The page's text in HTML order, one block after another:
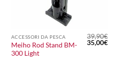
ACCESSORI DA PESCA
Meiho Rod Stand BM-
300 Light
39,90€
Il
prezzo
35,00€Il